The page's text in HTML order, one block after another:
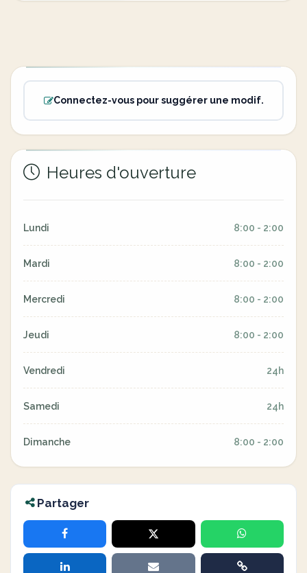
Connectez-vous pour suggérer une modif.
Heures d'ouverture
Lundi 8:00 - 2:00
Mardi 8:00 - 2:00
Mercredi 8:00 - 2:00
Jeudi 8:00 - 2:00
Vendredi 24h
Samedi 24h
Dimanche 8:00 - 2:00
Partager